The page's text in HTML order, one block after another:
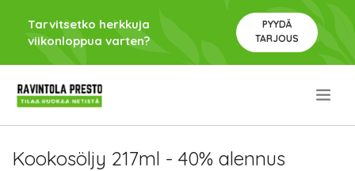
Tarvitsetko herkkuja
viikonloppua varten?
PYYDÄ
TARJOUS
Kookosöljy 217ml - 40% alennus